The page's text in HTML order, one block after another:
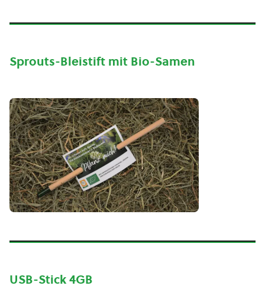
Sprouts-Bleistift mit Bio-Samen
USB-Stick 4GB